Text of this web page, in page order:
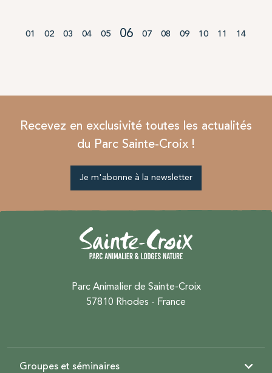
01 02 03 04 05 06 07 08 09 10 11 14
Recevez en exclusivité toutes les actualités
du Parc Sainte-Croix !
Je m'abonne à la newsletter
Parc Animalier de Sainte-Croix
57810 Rhodes - France
Groupes et séminaires